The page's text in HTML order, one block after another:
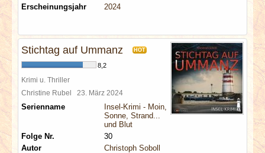
Erscheinungsjahr
2024
Stichtag auf Ummanz HOT
8,2
Krimi u. Thriller
Christine Rubel 23. März 2024
Serienname
Insel-Krimi - Moin,
Sonne, Strand...
und Blut
Folge Nr.
30
Autor
Christoph Soboll